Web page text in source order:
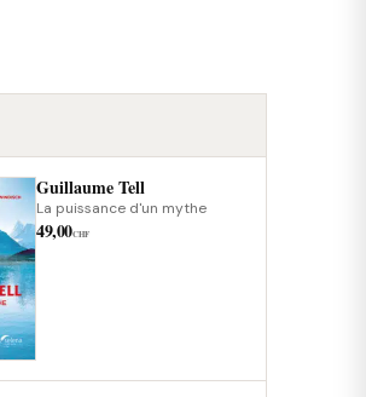
Guillaume Tell
La puissance d'un mythe
49,00CHF